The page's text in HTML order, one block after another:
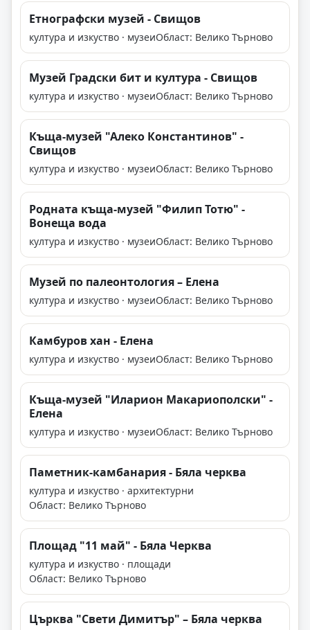
Етнографски музей - Свищов
култура и изкуство · музеиОбласт: Велико Търново
Музей Градски бит и култура - Свищов
култура и изкуство · музеиОбласт: Велико Търново
Къща-музей "Алеко Константинов" -
Свищов
култура и изкуство · музеиОбласт: Велико Търново
Родната къща-музей "Филип Тотю" -
Вонеща вода
култура и изкуство · музеиОбласт: Велико Търново
Музей по палеонтология – Елена
култура и изкуство · музеиОбласт: Велико Търново
Камбуров хан - Елена
култура и изкуство · музеиОбласт: Велико Търново
Къща-музей "Иларион Макариополски" -
Елена
култура и изкуство · музеиОбласт: Велико Търново
Паметник-камбанария - Бяла черква
култура и изкуство · архитектурни
Област: Велико Търново
Площад "11 май" - Бяла Черква
култура и изкуство · площади
Област: Велико Търново
Църква "Свети Димитър" – Бяла черква